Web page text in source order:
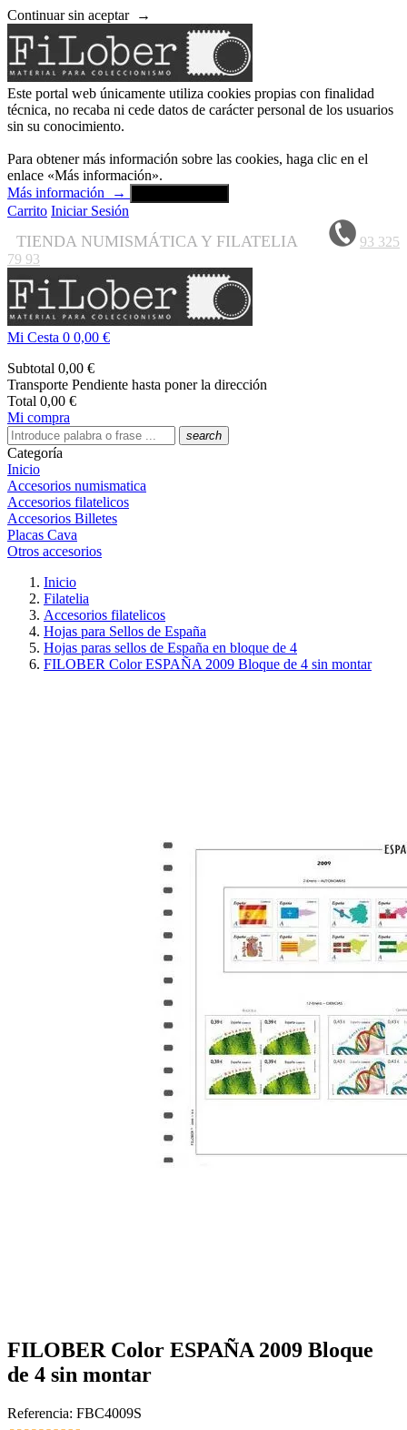
Continuar sin aceptar →
Este portal web únicamente utiliza cookies propias con finalidad
técnica, no recaba ni cede datos de carácter personal de los usuarios
sin su conocimiento.
Para obtener más información sobre las cookies, haga clic en el
enlace «Más información».
Más información
→
Carrito Iniciar Sesión
TIENDA NUMISMÁTICA Y FILATELIA
93 325
79 93
Mi Cesta 0 0,00 €
Subtotal 0,00 €
Transporte Pendiente hasta poner la dirección
Total 0,00 €
Mi compra
search
Categoría
Inicio
Accesorios numismatica
Accesorios filatelicos
Accesorios Billetes
Placas Cava
Otros accesorios
Inicio
Filatelia
Accesorios filatelicos
Hojas para Sellos de España
Hojas paras sellos de España en bloque de 4
FILOBER Color ESPAÑA 2009 Bloque de 4 sin montar
FILOBER Color ESPAÑA 2009 Bloque
de 4 sin montar
Referencia: FBC4009S